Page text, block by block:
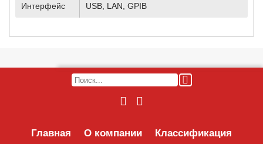
Интерфейс USB, LAN, GPIB
Главная О компании Классификация